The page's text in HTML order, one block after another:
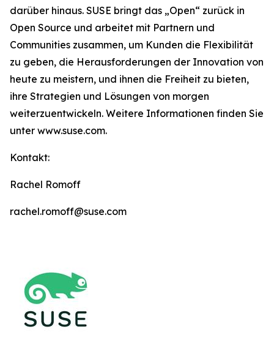
darüber hinaus. SUSE bringt das „Open“ zurück in
Open Source und arbeitet mit Partnern und
Communities zusammen, um Kunden die Flexibilität
zu geben, die Herausforderungen der Innovation von
heute zu meistern, und ihnen die Freiheit zu bieten,
ihre Strategien und Lösungen von morgen
weiterzuentwickeln. Weitere Informationen finden Sie
unter www.suse.com.
Kontakt:
Rachel Romoff
rachel.romoff@suse.com